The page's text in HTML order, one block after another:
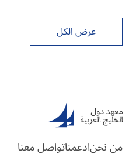
عرض الكل
من نحنادعمناتواصل معنا